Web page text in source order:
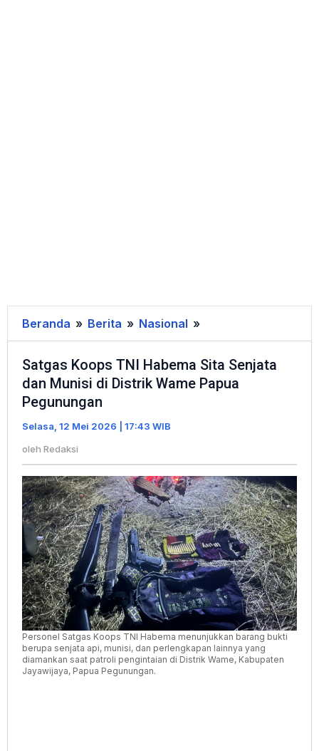
Beranda » Berita » Nasional »
Koops
TNI
Habema
Munisi
di
Distrik
Wame
Papua
Pegunungan
Satgas Koops TNI Habema Sita Senjata
dan Munisi di Distrik Wame Papua
Pegunungan
Selasa, 12 Mei 2026 | 17:43 WIB
oleh Redaksi
Personel Satgas Koops TNI Habema menunjukkan barang bukti
berupa senjata api, munisi, dan perlengkapan lainnya yang
diamankan saat patroli pengintaian di Distrik Wame, Kabupaten
Jayawijaya, Papua Pegunungan.